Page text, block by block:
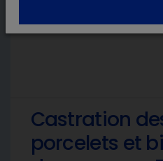
Castration
porcelets et